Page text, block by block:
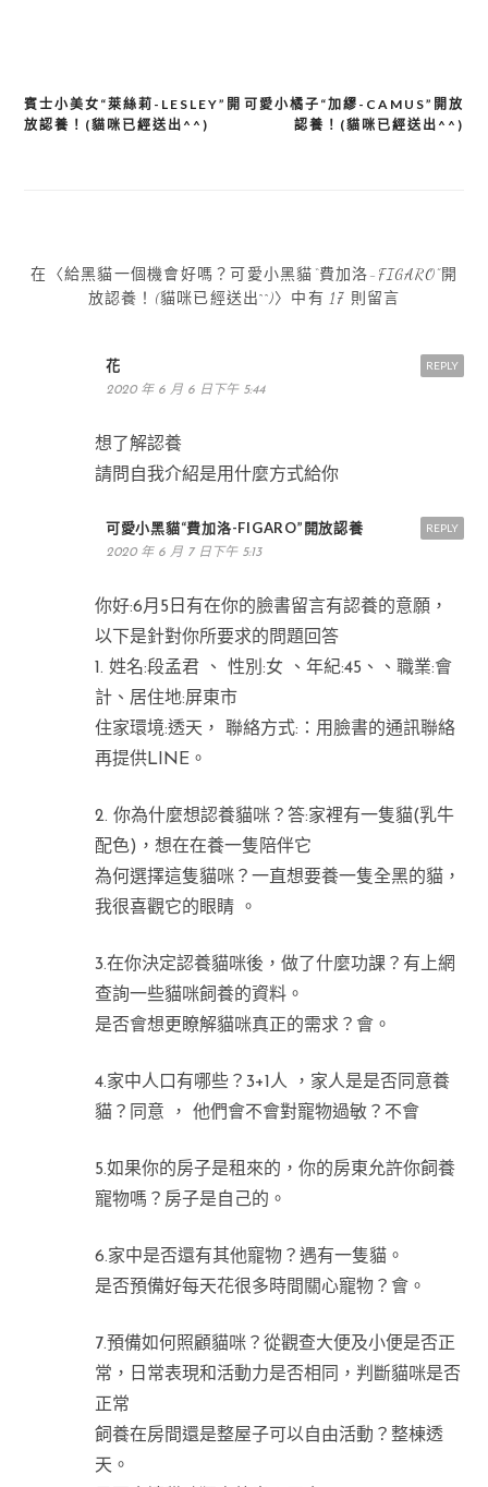
文
可愛小橘子“加繆-CAMUS”開放
認養！(貓咪已經送出^^)
賓士小美女“萊絲莉-LESLEY”開
放認養！(貓咪已經送出^^)
在〈給黑貓一個機會好嗎？可愛小黑貓“費加洛-FIGARO”開
放認養！(貓咪已經送出^^)〉中有 17 則留言
花
2020 年 6 月 6 日下午 5:44
想了解認養
請問自我介紹是用什麼方式給你
REPLY
可愛小黑貓“費加洛-FIGARO”開放認養
2020 年 6 月 7 日下午 5:13
你好:6月5日有在你的臉書留言有認養的意願，
以下是針對你所要求的問題回答
1. 姓名:段孟君 、 性別:女 、年紀:45、、職業:會
計、居住地:屏東市
住家環境:透天， 聯絡方式:：用臉書的通訊聯絡
再提供LINE。
2. 你為什麼想認養貓咪？答:家裡有一隻貓(乳牛
配色)，想在在養一隻陪伴它
為何選擇這隻貓咪？一直想要養一隻全黑的貓，
我很喜觀它的眼睛 。
3.在你決定認養貓咪後，做了什麼功課？有上網
查詢一些貓咪飼養的資料。
是否會想更瞭解貓咪真正的需求？會。
4.家中人口有哪些？3+1人 ，家人是是否同意養
貓？同意 ， 他們會不會對寵物過敏？不會
5.如果你的房子是租來的，你的房東允許你飼養
寵物嗎？房子是自己的。
6.家中是否還有其他寵物？遇有一隻貓。
是否預備好每天花很多時間關心寵物？會。
7.預備如何照顧貓咪？從觀查大便及小便是否正
常，日常表現和活動力是否相同，判斷貓咪是否
正常
飼養在房間還是整屋子可以自由活動？整棟透
天。
REPLY